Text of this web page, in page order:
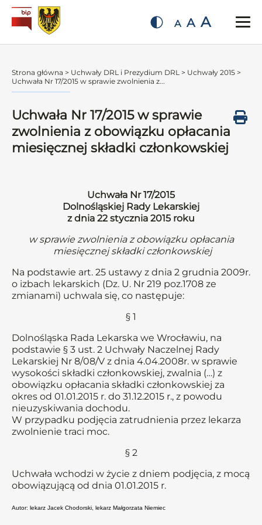
A A A
Strona główna > Uchwały DRL i Prezydium DRL > Uchwały 2015 >
Uchwała Nr 17/2015 w sprawie zwolnienia z...
Uchwała Nr 17/2015 w sprawie
zwolnienia z obowiązku opłacania
miesięcznej składki członkowskiej
Uchwała Nr 17/2015
Dolnośląskiej Rady Lekarskiej
z dnia 22 stycznia 2015 roku
w sprawie zwolnienia z obowiązku opłacania
miesięcznej składki członkowskiej
Na podstawie art. 25 ustawy z dnia 2 grudnia 2009r.
o izbach lekarskich (Dz. U. Nr 219 poz.1708 ze
zmianami) uchwala się, co następuje:
§ 1
Dolnośląska Rada Lekarska we Wrocławiu, na
podstawie § 3 ust. 2 Uchwały Naczelnej Rady
Lekarskiej Nr 8/08/V z dnia 4.04.2008r. w sprawie
wysokości składki członkowskiej, zwalnia (…) z
obowiązku opłacania składki członkowskiej za
okres od 01.01.2015 r. do 31.12.2015 r., z powodu
nieuzyskiwania dochodu.
W przypadku podjęcia zatrudnienia przez lekarza
zwolnienie traci moc.
§ 2
Uchwała wchodzi w życie z dniem podjęcia, z mocą
obowiązującą od dnia 01.01.2015 r.
Autor: lekarz Jacek Chodorski, lekarz Małgorzata Niemiec